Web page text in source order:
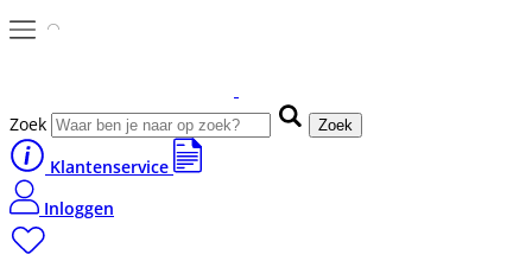
Zoek Zoek
Klantenservice
Inloggen